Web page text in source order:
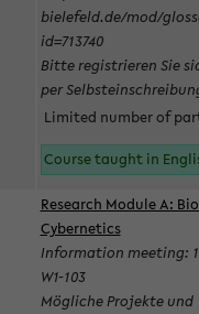
bielefeld.de/mod/
id=713740
Bitte registrieren Sie
per
Limited number of
Course taught in
Research Module A:
Cybernetics
Information meeting:
W1-103
Mögliche Projekte und